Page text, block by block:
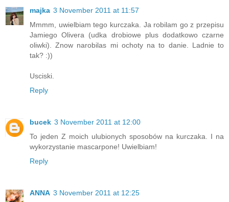
majka 3 November 2011 at 11:57
Mmmm, uwielbiam tego kurczaka. Ja robilam go z przepisu
Jamiego Olivera (udka drobiowe plus dodatkowo czarne
oliwki). Znow narobilas mi ochoty na to danie. Ladnie to
tak? :))
Usciski.
Reply
bucek 3 November 2011 at 12:00
To jeden Z moich ulubionych sposobów na kurczaka. I na
wykorzystanie mascarpone! Uwielbiam!
Reply
ANNA 3 November 2011 at 12:25